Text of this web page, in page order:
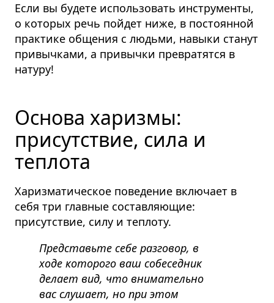
Если вы будете использовать инструменты,
о которых речь пойдет ниже, в постоянной
практике общения с людьми, навыки станут
привычками, а привычки превратятся в
натуру!
Основа харизмы:
присутствие, сила и
теплота
Харизматическое поведение включает в
себя три главные составляющие:
присутствие, силу и теплоту.
Представьте себе разговор, в
ходе которого ваш собеседник
делает вид, что внимательно
вас слушает, но при этом